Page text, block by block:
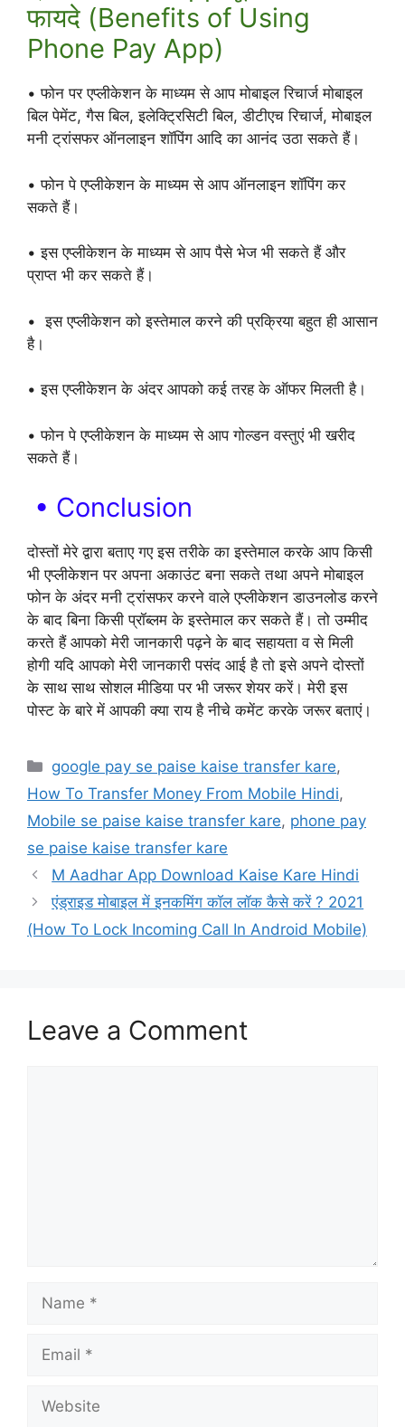
फायदे (Benefits of Using
Phone Pay App)
• फोन पर एप्लीकेशन के माध्यम से आप मोबाइल रिचार्ज मोबाइल
बिल पेमेंट, गैस बिल, इलेक्ट्रिसिटी बिल, डीटीएच रिचार्ज, मोबाइल
मनी ट्रांसफर ऑनलाइन शॉपिंग आदि का आनंद उठा सकते हैं।
• फोन पे एप्लीकेशन के माध्यम से आप ऑनलाइन शॉपिंग कर
सकते हैं।
• इस एप्लीकेशन के माध्यम से आप पैसे भेज भी सकते हैं और
प्राप्त भी कर सकते हैं।
• इस एप्लीकेशन को इस्तेमाल करने की प्रक्रिया बहुत ही आसान
है।
• इस एप्लीकेशन के अंदर आपको कई तरह के ऑफर मिलती है।
• फोन पे एप्लीकेशन के माध्यम से आप गोल्डन वस्तुएं भी खरीद
सकते हैं।
• Conclusion
दोस्तों मेरे द्वारा बताए गए इस तरीके का इस्तेमाल करके आप किसी
भी एप्लीकेशन पर अपना अकाउंट बना सकते तथा अपने मोबाइल
फोन के अंदर मनी ट्रांसफर करने वाले एप्लीकेशन डाउनलोड करने
के बाद बिना किसी प्रॉब्लम के इस्तेमाल कर सकते हैं। तो उम्मीद
करते हैं आपको मेरी जानकारी पढ़ने के बाद सहायता व से मिली
होगी यदि आपको मेरी जानकारी पसंद आई है तो इसे अपने दोस्तों
के साथ साथ सोशल मीडिया पर भी जरूर शेयर करें। मेरी इस
पोस्ट के बारे में आपकी क्या राय है नीचे कमेंट करके जरूर बताएं।
Categories
google pay se paise kaise transfer kare,
How To Transfer Money From Mobile Hindi,
Mobile se paise kaise transfer kare, phone pay
se paise kaise transfer kare
M Aadhar App Download Kaise Kare Hindi
एंड्राइड मोबाइल में इनकमिंग कॉल लॉक कैसे करें ? 2021
(How To Lock Incoming Call In Android Mobile)
Leave a Comment
Name
Email
Website